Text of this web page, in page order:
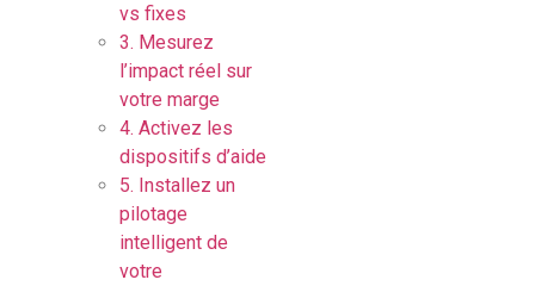
vs fixes
3. Mesurez
l’impact réel sur
votre marge
4. Activez les
dispositifs d’aide
5. Installez un
pilotage
intelligent de
votre